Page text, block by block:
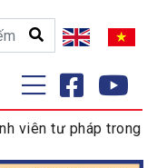
tư pháp trong lĩnh